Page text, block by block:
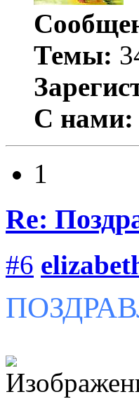
Темы:
С нами:
1
Re:
#6